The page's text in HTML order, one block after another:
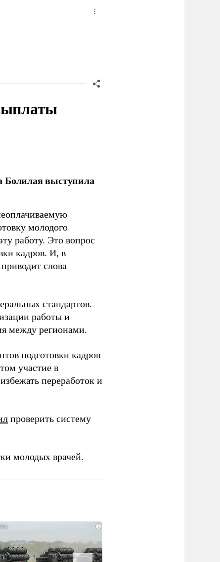
Болилая выступила
молодого
работу. Это вопрос
кадров. И, в
слова
стандартов.
работы и
между регионами.
подготовки кадров
участие в
переработок и
проверить систему
молодых врачей.
i